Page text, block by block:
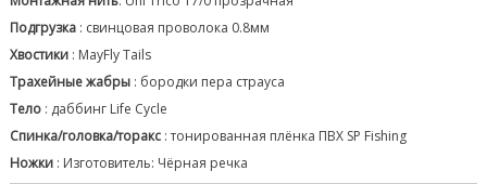
Подгрузка : свинцовая проволока 0.8мм
Хвостики : MayFly Tails
Трахейные жабры : бородки пера страуса
Тело : даббинг Life Cycle
Спинка/головка/торакс : тонированная плёнка ПВХ SP Fishing
Ножки : Изготовитель: Чёрная речка